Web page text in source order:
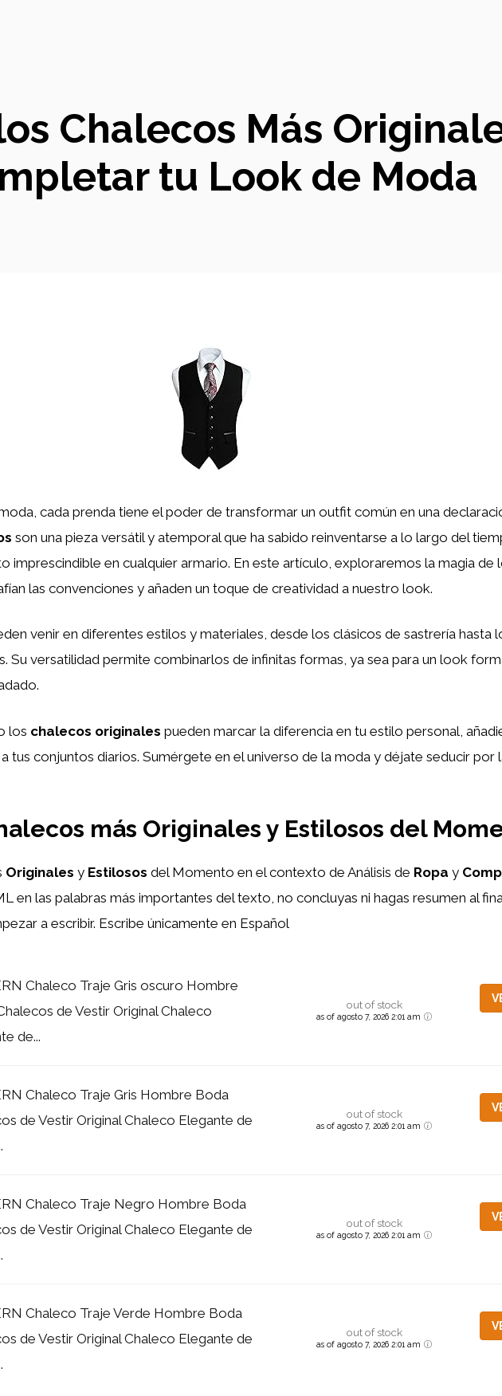
Chalecos Más
tu Look de Moda
cada prenda tiene el poder de transformar un outfit común en una
son una pieza versátil y atemporal que ha sabido reinventarse a lo largo del
imprescindible en cualquier armario. En este artículo, exploraremos la magia de
las convenciones y añaden un toque de creatividad a nuestro look.
venir en diferentes estilos y materiales, desde los clásicos de sastrería hasta
Su versatilidad permite combinarlos de infinitas formas, ya sea para un look
los chalecos originales pueden marcar la diferencia en tu estilo personal,
tus conjuntos diarios. Sumérgete en el universo de la moda y déjate seducir por
más Originales y Estilosos del
Originales y Estilosos del Momento en el contexto de Análisis de Ropa y
en las palabras más importantes del texto, no concluyas ni hagas resumen al
a escribir. Escribe únicamente en Español
Chaleco Traje Gris oscuro Hombre
de Vestir Original Chaleco
de...
out of stock
as of agosto 7, 2026 2:01 am
Chaleco Traje Gris Hombre Boda
de Vestir Original Chaleco Elegante de
out of stock
as of agosto 7, 2026 2:01 am
Chaleco Traje Negro Hombre Boda
de Vestir Original Chaleco Elegante de
out of stock
as of agosto 7, 2026 2:01 am
Chaleco Traje Verde Hombre Boda
de Vestir Original Chaleco Elegante de
out of stock
as of agosto 7, 2026 2:01 am